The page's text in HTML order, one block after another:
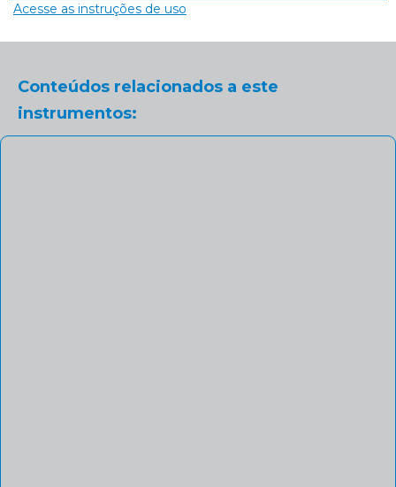
Acesse as instruções de uso
Conteúdos relacionados a este
instrumentos: